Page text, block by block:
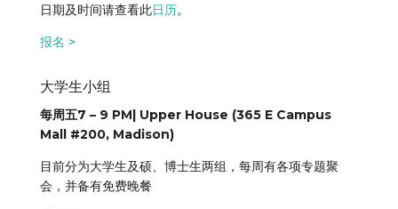
日期及时间请查看此日历。
报名 >
大学生小组
每周五7 – 9 PM| Upper House (365 E Campus
Mall #200, Madison)
目前分为大学生及硕、博士生两组，每周有各项专题聚
会，并备有免费晚餐